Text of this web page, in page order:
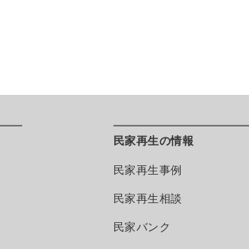
民家再生の情報
民家再生事例
民家再生相談
民家バンク